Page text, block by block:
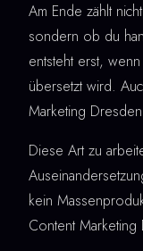
Am Ende zählt
sondern ob du
entsteht erst,
übersetzt wird.
Marketing
Diese Art zu
kein
Content